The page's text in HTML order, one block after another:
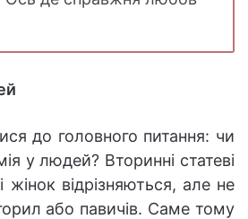
до головного питання: чи
у людей? Вторинні статеві
жінок відрізняються, але не
або павичів. Саме тому